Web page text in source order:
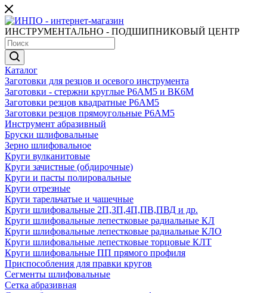
ИНСТРУМЕНТАЛЬНО - ПОДШИПНИКОВЫЙ ЦЕНТР
Каталог
Заготовки для резцов и осевого инструмента
Заготовки - стержни круглые Р6АМ5 и ВК6М
Заготовки резцов квадратные Р6АМ5
Заготовки резцов прямоугольные Р6АМ5
Инструмент абразивный
Бруски шлифовальные
Зерно шлифовальное
Круги вулканитовые
Круги зачистные (обдирочные)
Круги и пасты полировальные
Круги отрезные
Круги тарельчатые и чашечные
Круги шлифовальные 2П,3П,4П,ПВ,ПВД и др.
Круги шлифовальные лепестковые радиальные КЛ
Круги шлифовальные лепестковые радиальные КЛО
Круги шлифовальные лепестковые торцовые КЛТ
Круги шлифовальные ПП прямого профиля
Приспособления для правки кругов
Сегменты шлифовальные
Сетка абразивная